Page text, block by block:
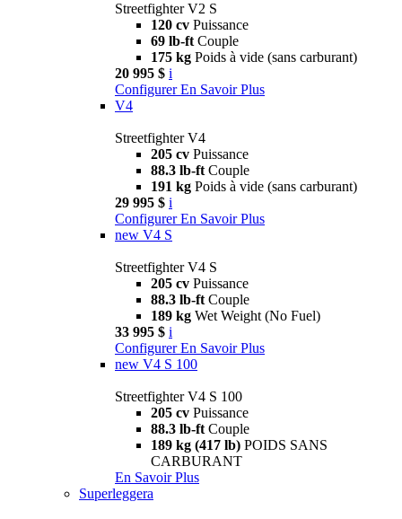
Streetfighter V2 S
120 cv Puissance
69 lb-ft Couple
175 kg Poids à vide (sans carburant)
20 995 $ i
Configurer En Savoir Plus
V4
Streetfighter V4
205 cv Puissance
88.3 lb-ft Couple
191 kg Poids à vide (sans carburant)
29 995 $ i
Configurer En Savoir Plus
new V4 S
Streetfighter V4 S
205 cv Puissance
88.3 lb-ft Couple
189 kg Wet Weight (No Fuel)
33 995 $ i
Configurer En Savoir Plus
new V4 S 100
Streetfighter V4 S 100
205 cv Puissance
88.3 lb-ft Couple
189 kg (417 lb) POIDS SANS
CARBURANT
En Savoir Plus
Superleggera